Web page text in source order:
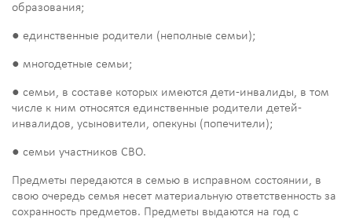
образования;
● единственные родители (неполные семьи);
● многодетные семьи;
● семьи, в составе которых имеются дети-инвалиды, в том
числе к ним относятся единственные родители детей-
инвалидов, усыновители, опекуны (попечители);
● семьи участников СВО.
Предметы передаются в семью в исправном состоянии, в
свою очередь семья несет материальную ответственность за
сохранность предметов. Предметы выдаются на год с